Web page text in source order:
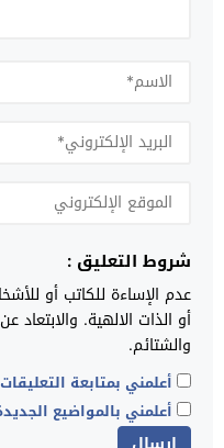
شروط التعليق :
عدم الإساءة للكاتب أو
أو الذات الالهية.
والشتائم.
أعلمني بمتابعة
أعلمني بالمواضيع